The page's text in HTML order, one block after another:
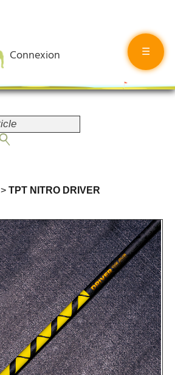
☰
Connexion
>TPT NITRO DRIVER